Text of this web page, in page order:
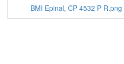
BMI Epinal, CP 4532 P R.png